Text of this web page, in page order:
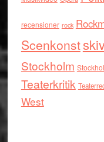
recensioner rock
Scenkonst
Stockholm
Teaterkritik
West